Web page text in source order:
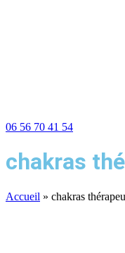
06 56 70 41 54
chakras
Accueil » chakras